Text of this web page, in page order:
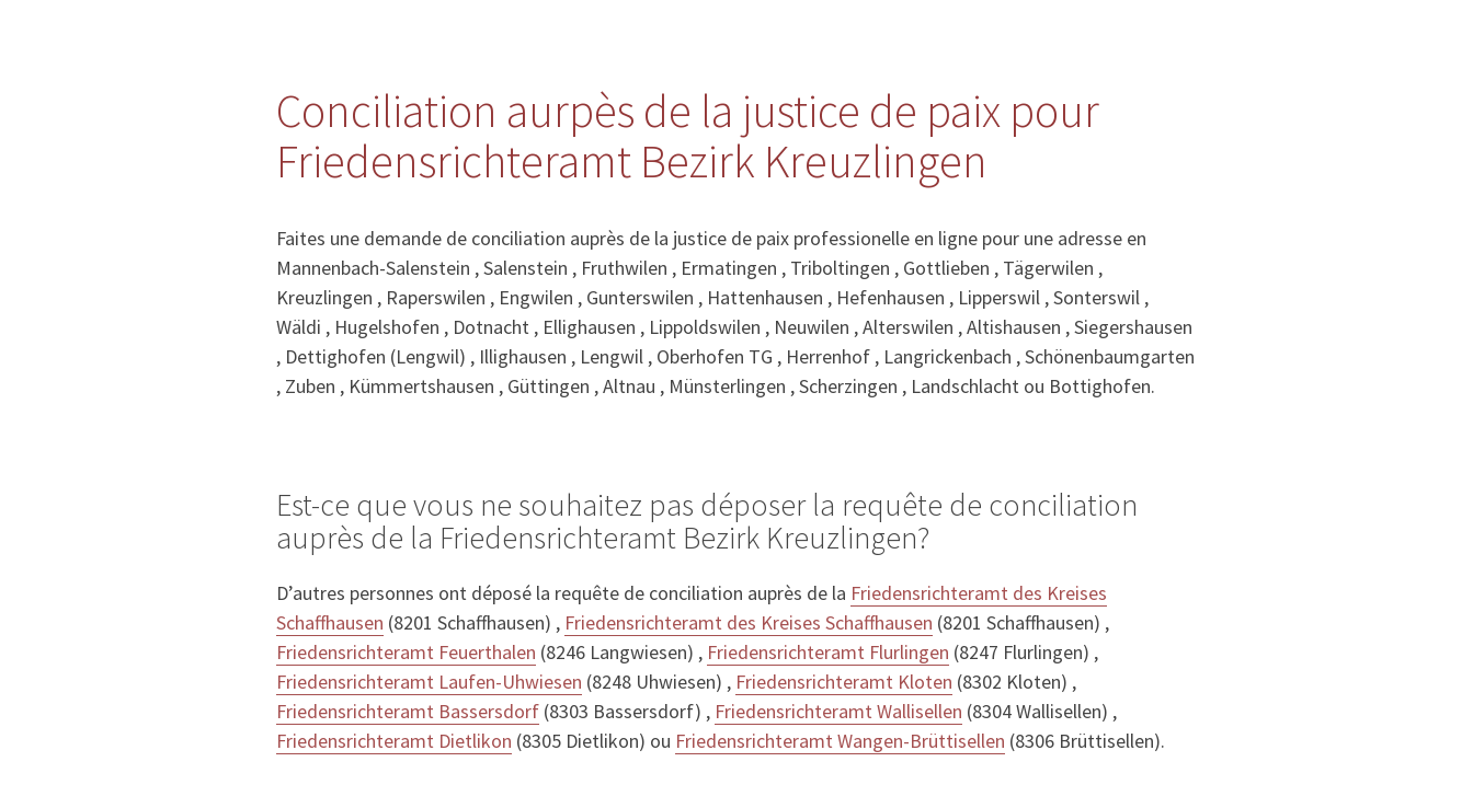
Conciliation aurpès de la justice de paix pour
Friedensrichteramt Bezirk Kreuzlingen
Faites une demande de conciliation auprès de la justice de paix professionelle en ligne pour une adresse en
Mannenbach-Salenstein , Salenstein , Fruthwilen , Ermatingen , Triboltingen , Gottlieben , Tägerwilen ,
Kreuzlingen , Raperswilen , Engwilen , Gunterswilen , Hattenhausen , Hefenhausen , Lipperswil , Sonterswil ,
Wäldi , Hugelshofen , Dotnacht , Ellighausen , Lippoldswilen , Neuwilen , Alterswilen , Altishausen , Siegershausen
, Dettighofen (Lengwil) , Illighausen , Lengwil , Oberhofen TG , Herrenhof , Langrickenbach , Schönenbaumgarten
, Zuben , Kümmertshausen , Güttingen , Altnau , Münsterlingen , Scherzingen , Landschlacht ou Bottighofen.
Est-ce que vous ne souhaitez pas déposer la requête de conciliation
auprès de la Friedensrichteramt Bezirk Kreuzlingen?
D’autres personnes ont déposé la requête de conciliation auprès de la Friedensrichteramt des Kreises
Schaffhausen (8201 Schaffhausen) , Friedensrichteramt des Kreises Schaffhausen (8201 Schaffhausen) ,
Friedensrichteramt Feuerthalen (8246 Langwiesen) , Friedensrichteramt Flurlingen (8247 Flurlingen) ,
Friedensrichteramt Laufen-Uhwiesen (8248 Uhwiesen) , Friedensrichteramt Kloten (8302 Kloten) ,
Friedensrichteramt Bassersdorf (8303 Bassersdorf) , Friedensrichteramt Wallisellen (8304 Wallisellen) ,
Friedensrichteramt Dietlikon (8305 Dietlikon) ou Friedensrichteramt Wangen-Brüttisellen (8306 Brüttisellen).